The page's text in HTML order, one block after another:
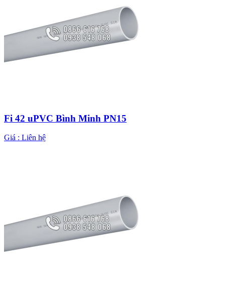
Fi 42 uPVC Bình Minh PN15
Giá : Liên hệ